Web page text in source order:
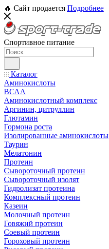
🔥 Сайт продается Подробнее
Спортивное питание
Каталог
Аминокислоты
ВСАА
Аминокислотный комплекс
Аргинин, цитруллин
Глютамин
Гормона роста
Изолированные аминокислоты
Таурин
Мелатонин
Протеин
Сывороточный протеин
Сывороточный изолят
Гидролизат протеина
Комплексный протеин
Казеин
Молочный протеин
Говяжий протеин
Соевый протеин
Гороховый протеин